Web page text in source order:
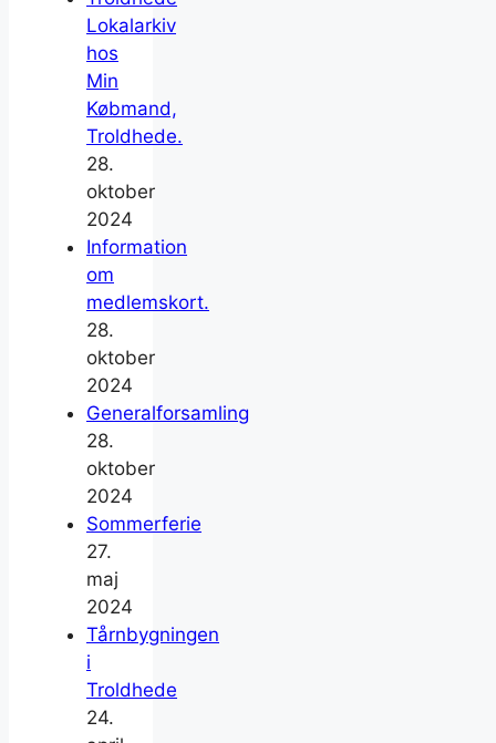
Lokalarkiv
hos
Min
Købmand,
Troldhede.
28.
oktober
2024
Information
om
medlemskort.
28.
oktober
2024
Generalforsamling
28.
oktober
2024
Sommerferie
27.
maj
2024
Tårnbygningen
i
Troldhede
24.